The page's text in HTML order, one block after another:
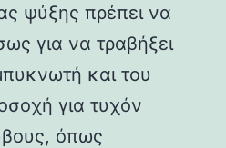
ψύξης πρέπει να
για να τραβήξει
και του
για τυχόν
όπως